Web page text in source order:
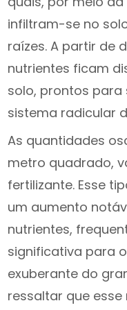
infiltram-se no
raízes. A partir de
nutrientes ficam
solo, prontos
sistema radicular
As quantidades
metro quadrado,
fertilizante. Esse
um aumento
nutrientes,
significativa para
exuberante do
ressaltar que